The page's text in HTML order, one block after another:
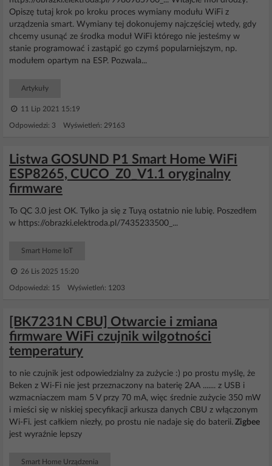
Opiszę tutaj krok po kroku proces wymiany modułu WiFi z
urządzenia smart. Wymiany tej dokonujemy najczęściej wtedy, gdy
chcemy usunąć ze środka moduł WiFi którego nie jesteśmy w
stanie programować i zastąpić go czymś popularniejszym, np.
modułem opartym na ESP. Pozwala...
Artykuły
11 Lip 2021 15:19
Odpowiedzi: 3 Wyświetleń: 29163
Listwa GOSUND P1 Smart Home WiFi
ESP8265, CUCO_Z0_V1.1 oryginalny
firmware
To QC 3.0 jest OK. Tylko ja się z Tuyą ostatnio nie lubię. Poszedłem
w https://obrazki.elektroda.pl/7435233500_...
Smart Home IoT
26 Lis 2025 15:20
Odpowiedzi: 15 Wyświetleń: 1203
[BK7231N CBU] Otwarcie i zmiana
firmware WiFi czujnik wilgotności
temperatury
to nie czujnik jest odpowiedzialny za zużycie :) po prostu myślę, że
Beken z Wi-Fi nie jest przeznaczony na baterię 2AA ....... z USB i
wzmacniaczem mam 5 V przy 70 mA, więc średnie zużycie 350 mW
i mieści się w niskiej specyfikacji arkusza danych CBU z włączonym
Wi-Fi. jest całkiem niezły, po prostu nie nadaje się do baterii. Zigbee
jest wyraźnie lepszy
Smart Home Urządzenia